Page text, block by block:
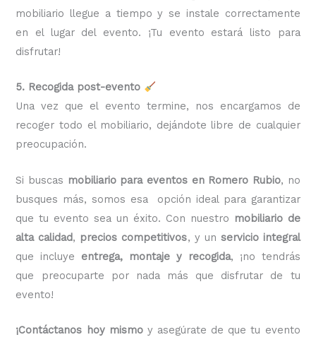
mobiliario llegue a tiempo y se instale correctamente
en el lugar del evento. ¡Tu evento estará listo para
disfrutar!
5. Recogida post-evento
Una vez que el evento termine, nos encargamos de
recoger todo el mobiliario, dejándote libre de cualquier
preocupación.
Si buscas mobiliario para eventos en Romero Rubio, no
busques más, somos esa opción ideal para garantizar
que tu evento sea un éxito. Con nuestro mobiliario de
alta calidad, precios competitivos, y un servicio integral
que incluye entrega, montaje y recogida, ¡no tendrás
que preocuparte por nada más que disfrutar de tu
evento!
¡Contáctanos hoy mismoy asegúrate de que tu evento